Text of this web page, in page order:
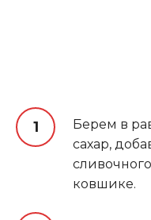
Берем в
сахар,
ковшике.